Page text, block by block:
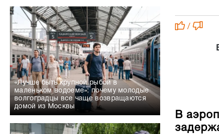
«Лучше быть крупной рыбой в
маленьком водоеме»: почему молодые
волгоградцы все чаще возвращаются
домой из Москвы
/
В